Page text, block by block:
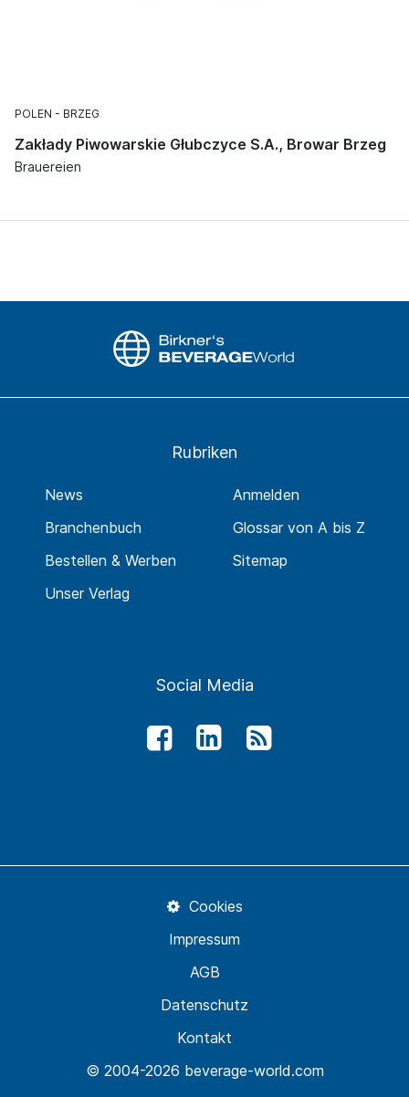
POLEN BRZEG
Zakłady Piwowarskie Głubczyce S.A., Browar Brzeg
Brauereien
Rubriken
News
Branchenbuch
Bestellen & Werben
Unser Verlag
Anmelden
Glossar von A bis Z
Sitemap
Social Media
© 2004-2026 beverage-world.com
Kontakt
Datenschutz
AGB
Impressum
Cookies